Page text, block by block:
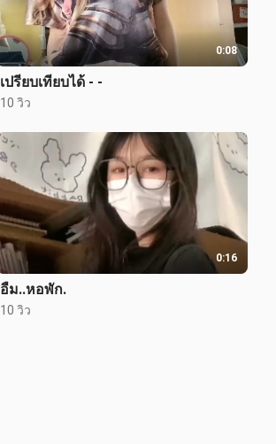
0:08
เปรียบเทียบได้ - -
10 วิว
0:16
อืม..หอพัก.
10 วิว